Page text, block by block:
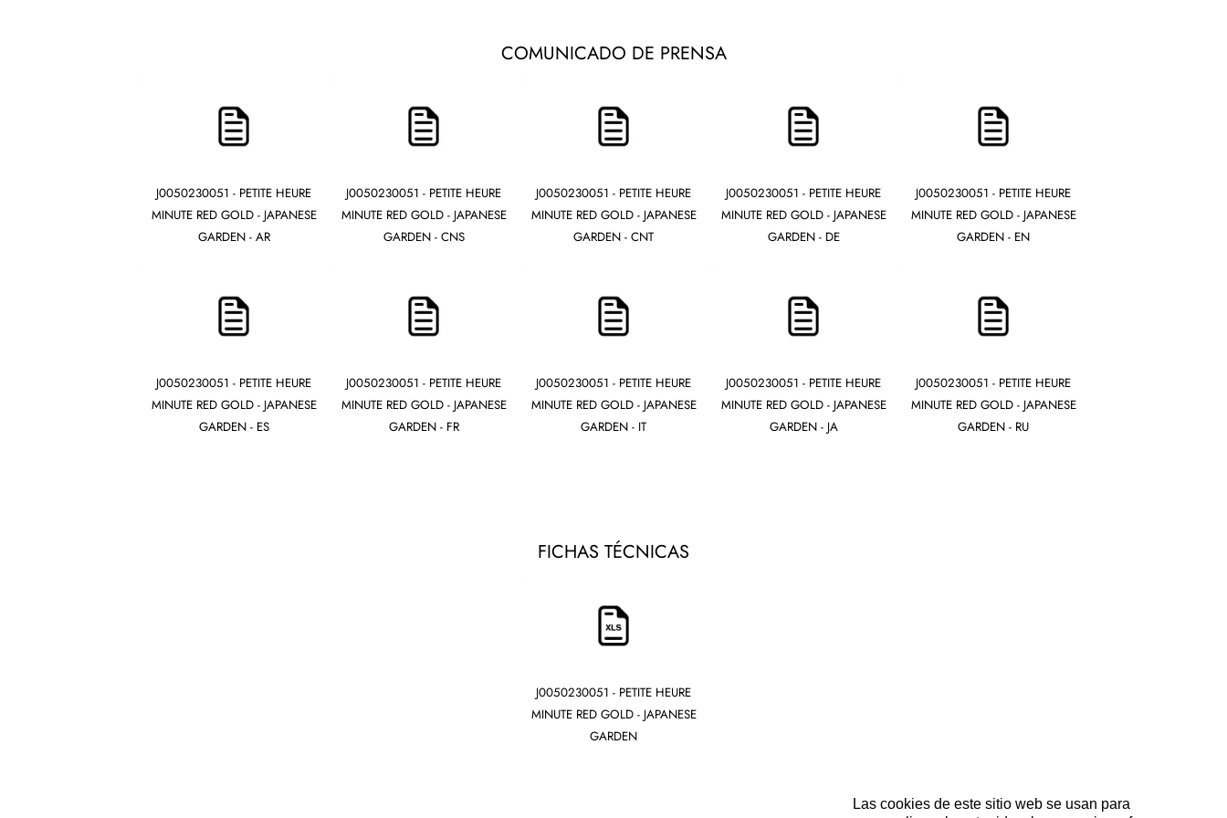
Las cookies de este sitio web se usan para
COMUNICADO DE PRENSA
J0050230051 - PETITE HEURE
MINUTE RED GOLD - JAPANESE
GARDEN - AR
J0050230051 - PETITE HEURE
MINUTE RED GOLD - JAPANESE
GARDEN - CNS
J0050230051 - PETITE HEURE
MINUTE RED GOLD - JAPANESE
GARDEN - CNT
J0050230051 - PETITE HEURE
MINUTE RED GOLD - JAPANESE
GARDEN - DE
J0050230051 - PETITE HEURE
MINUTE RED GOLD - JAPANESE
GARDEN - EN
J0050230051 - PETITE HEURE
MINUTE RED GOLD - JAPANESE
GARDEN - ES
J0050230051 - PETITE HEURE
MINUTE RED GOLD - JAPANESE
GARDEN - FR
J0050230051 - PETITE HEURE
MINUTE RED GOLD - JAPANESE
GARDEN - IT
J0050230051 - PETITE HEURE
MINUTE RED GOLD - JAPANESE
GARDEN - JA
J0050230051 - PETITE HEURE
MINUTE RED GOLD - JAPANESE
GARDEN - RU
FICHAS TÉCNICAS
J0050230051 - PETITE HEURE
MINUTE RED GOLD - JAPANESE
GARDEN